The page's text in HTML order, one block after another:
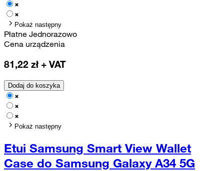
Pokaż następny
Płatne Jednorazowo
Cena urządzenia
81,22 zł + VAT
Dodaj do koszyka
Pokaż następny
Etui Samsung Smart View Wallet
Case do Samsung Galaxy A34 5G